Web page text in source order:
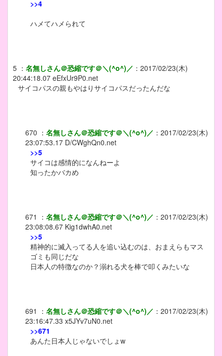
>>4
ハメてハメられて
5 ： 名無しさん＠恐縮です＠＼(^o^)／ ： 2017/02/23(木)
20:44:18.07 eEfxUr9P0.net
サイコパスの親もやはりサイコパスだったんだな
670 ： 名無しさん＠恐縮です＠＼(^o^)／ ： 2017/02/23(木)
23:07:53.17 D/CWghQn0.net
>>5
サイコは感情的になんねーよ
知ったかバカめ
671 ： 名無しさん＠恐縮です＠＼(^o^)／ ： 2017/02/23(木)
23:08:08.67 Kig1dwhA0.net
>>5
精神的に滅入ってる人を追い込むのは、おまえらもマス
ゴミも同じだな
日本人の特徴なのか？溺れる犬を棒で叩くみたいな
691 ： 名無しさん＠恐縮です＠＼(^o^)／ ： 2017/02/23(木)
23:16:47.33 x5JYv7uN0.net
>>671
あんた日本人じゃないでしょw